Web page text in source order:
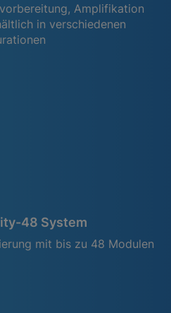
Amplifikation
in verschiedenen
48 System
mit bis zu 48 Modulen